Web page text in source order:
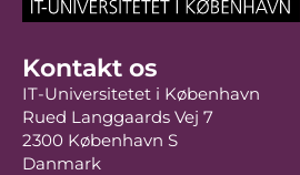
Kontakt os
IT-Universitetet i København
Rued Langgaards Vej 7
2300 København S
Danmark